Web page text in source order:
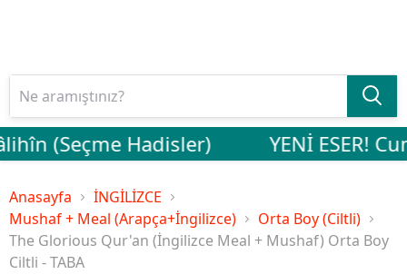
(Seçme Hadisler) YENİ ESER!
Anasayfa
İNGİLİZCE
Mushaf + Meal (Arapça+İngilizce)
Orta Boy (Ciltli)
The Glorious Qur'an (İngilizce Meal + Mushaf) Orta Boy
Ciltli - TABA